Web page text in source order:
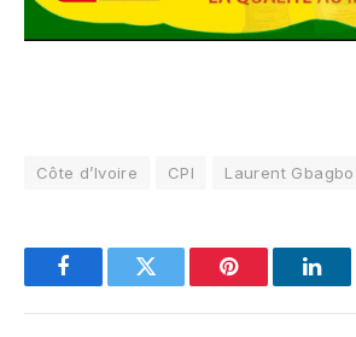
Côte d’Ivoire CPI Laurent Gbagbo
FacebookTwitter Pinterest